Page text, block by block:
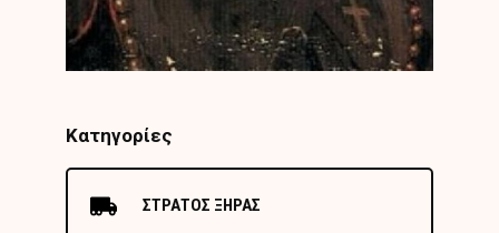
Κατηγορίες
ΣΤΡΑΤΟΣ ΞΗΡΑΣ